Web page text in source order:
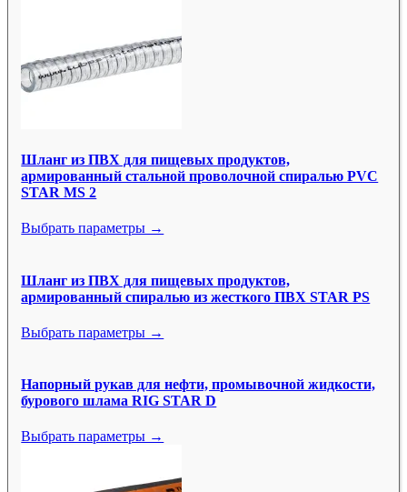
Шланг из ПВХ для пищевых продуктов,
армированный стальной проволочной спиралью PVC
STAR MS 2
Выбрать параметры →
Шланг из ПВХ для пищевых продуктов,
армированный спиралью из жесткого ПВХ STAR PS
Выбрать параметры →
Напорный рукав для нефти, промывочной жидкости,
бурового шлама RIG STAR D
Выбрать параметры →